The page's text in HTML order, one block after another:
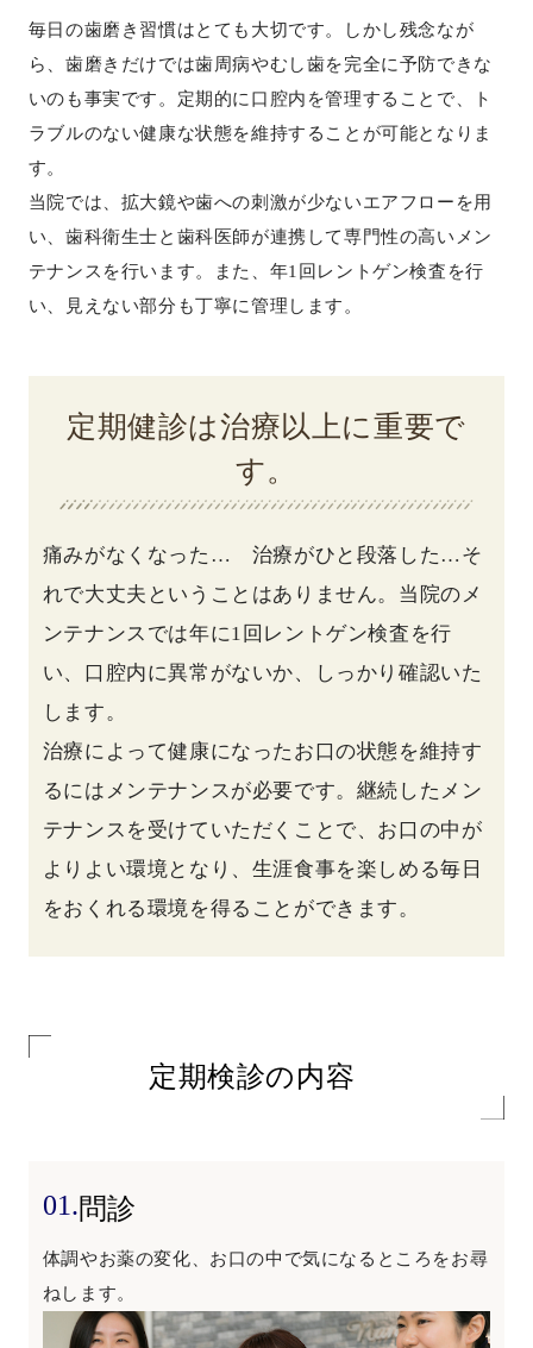
毎日の歯磨き習慣はとても大切です。しかし残念なが
ら、歯磨きだけでは歯周病やむし歯を完全に予防できな
いのも事実です。定期的に口腔内を管理することで、ト
ラブルのない健康な状態を維持することが可能となりま
す。
当院では、拡大鏡や歯への刺激が少ないエアフローを用
い、歯科衛生士と歯科医師が連携して専門性の高いメン
テナンスを行います。また、年1回レントゲン検査を行
い、見えない部分も丁寧に管理します。
定期健診は治療以上に重要で
す。
痛みがなくなった… 治療がひと段落した…そ
れで大丈夫ということはありません。当院のメ
ンテナンスでは年に1回レントゲン検査を行
い、口腔内に異常がないか、しっかり確認いた
します。
治療によって健康になったお口の状態を維持す
るにはメンテナンスが必要です。継続したメン
テナンスを受けていただくことで、お口の中が
よりよい環境となり、生涯食事を楽しめる毎日
をおくれる環境を得ることができます。
定期検診の内容
01.問診
体調やお薬の変化、お口の中で気になるところをお尋
ねします。